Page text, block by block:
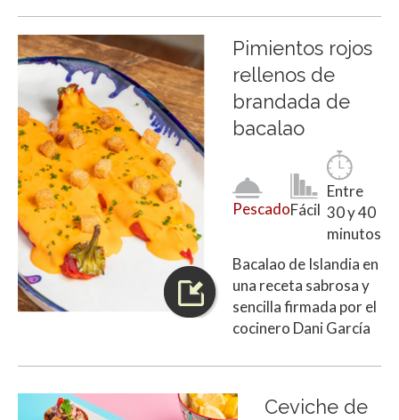
Pimientos rojos
rellenos de
brandada de
bacalao
PescadoFácil
Entre
30 y 40
minutos
Bacalao de Islandia en
una receta sabrosa y
sencilla firmada por el
cocinero Dani García
Ceviche de